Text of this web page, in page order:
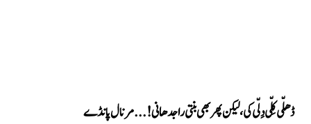
ڈھلّی کِلّی دِلّی کی، لیکن پھر بھی بنتی راجدھانی!... مرنال پانڈے